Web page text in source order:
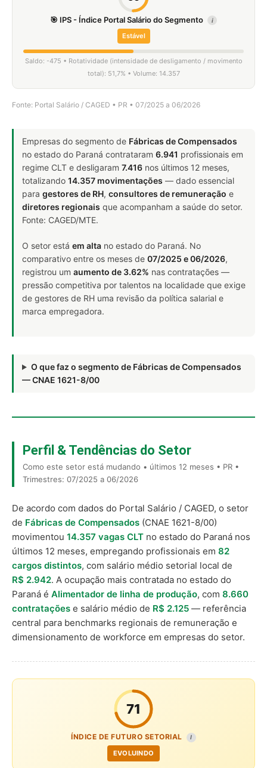
🎯 IPS - Índice Portal Salário do Segmento i
Estável
Saldo: -475 • Rotatividade (intensidade de desligamento / movimento
total): 51,7% • Volume: 14.357
Fonte: Portal Salário / CAGED • PR • 07/2025 a 06/2026
Empresas do segmento de Fábricas de Compensados
no estado do Paraná contrataram 6.941 profissionais em
regime CLT e desligaram 7.416 nos últimos 12 meses,
totalizando 14.357 movimentações — dado essencial
para gestores de RH, consultores de remuneração e
diretores regionais que acompanham a saúde do setor.
Fonte: CAGED/MTE.
O setor está em alta no estado do Paraná. No
comparativo entre os meses de 07/2025 e 06/2026,
registrou um aumento de 3.62% nas contratações —
pressão competitiva por talentos na localidade que exige
de gestores de RH uma revisão da política salarial e
marca empregadora.
O que faz o segmento de Fábricas de Compensados
— CNAE 1621-8/00
Perfil & Tendências do Setor
Como este setor está mudando • últimos 12 meses • PR •
Trimestres: 07/2025 a 06/2026
De acordo com dados do Portal Salário / CAGED, o setor
de Fábricas de Compensados (CNAE 1621-8/00)
movimentou 14.357 vagas CLT no estado do Paraná nos
últimos 12 meses, empregando profissionais em 82
cargos distintos, com salário médio setorial local de
R$ 2.942. A ocupação mais contratada no estado do
Paraná é Alimentador de linha de produção, com 8.660
contratações e salário médio de R$ 2.125 — referência
central para benchmarks regionais de remuneração e
dimensionamento de workforce em empresas do setor.
71
ÍNDICE DE FUTURO SETORIAL I
EVOLUINDO